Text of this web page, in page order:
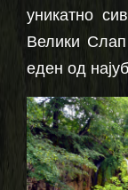
уникатно
Велики
еден од